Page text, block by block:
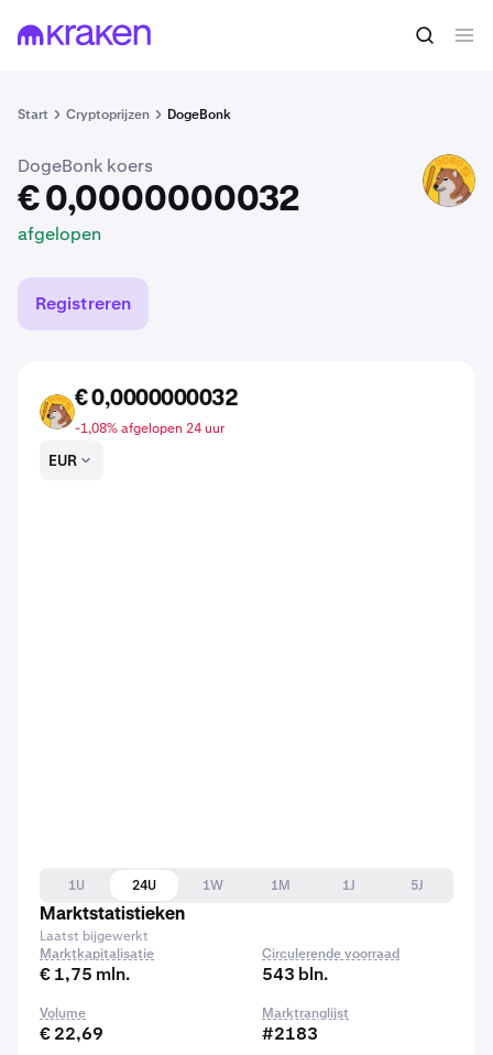
Start Cryptoprijzen DogeBonk
€ 0,0000000032 DOBO kopen
DogeBonk koers
€ 0,0000000032
afgelopen
DOBO
Registreren
DOBO
€ 0,0000000032
-1,08% afgelopen 24 uur
EUR
1U 24U 1W 1M 1J
5J
Marktstatistieken
Laatst bijgewerkt
Marktkapitalisatie
€ 1,75 mln.
Circulerende voorraad
543 bln.
Volume
€ 22,69
Marktranglijst
#2183